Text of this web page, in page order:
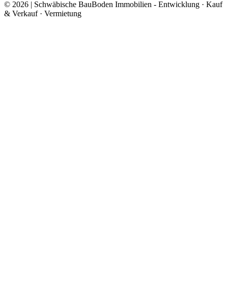
© 2026 | Schwäbische BauBoden Immobilien - Entwicklung · Kauf
& Verkauf · Vermietung